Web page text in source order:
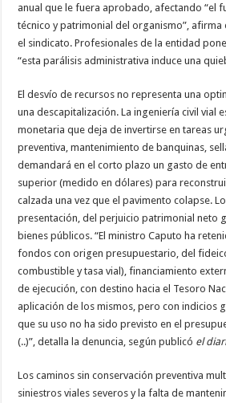
anual que le fuera aprobado, afectando “el
técnico y patrimonial del organismo”, afirma
el sindicato. Profesionales de la entidad
“esta parálisis administrativa induce una
El desvío de recursos no representa una
una descapitalización. La ingeniería civil vial
monetaria que deja de invertirse en tareas
preventiva, mantenimiento de banquinas,
demandará en el corto plazo un gasto de
superior (medido en dólares) para
calzada una vez que el pavimento colapse.
presentación, del perjuicio patrimonial neto
bienes públicos. “El ministro Caputo ha
fondos con origen presupuestario, del
combustible y tasa vial), financiamiento
de ejecución, con destino hacia el Tesoro
aplicación de los mismos, pero con indicios
que su uso no ha sido previsto en el
(..)”, detalla la denuncia, según publicó el
Los caminos sin conservación preventiva
siniestros viales severos y la falta de